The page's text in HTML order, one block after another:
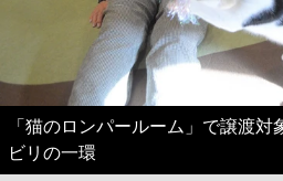
「猫のロンパールーム」で譲渡
ビリの一環